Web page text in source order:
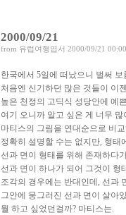
2000/09/21
from 유럽여행엽서 2000/09/21 00:00
한국에서 5일에 떠났으니 벌써 보
처음엔 신기하던 많은 것들이 이
높은 천정의 고딕식 성당안에 예
여기 오니까 알고 싶은 게 너무
마티스의 그림을 연대순으로 비
정확히 설명할 수는 없지만, 형태
선과 면이 형태를 위해 존재하다
선과 면이 하나가 되어 그것이 형
조각의 경우에는 반대인데, 선과
그안에 뭉그러진 선과 면이 살아
뭘 하고 싶었던걸까? 마티스는.